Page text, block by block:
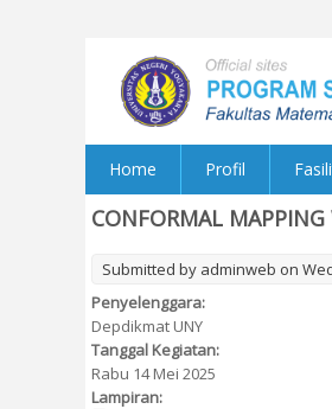
Home Profil
CONFORMAL MAPPING
Submitted by adminweb on
Penyelenggara:
Depdikmat UNY
Tanggal Kegiatan:
Rabu 14 Mei 2025
Lampiran: